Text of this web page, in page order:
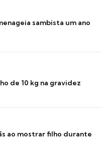
sambista um ano
de 10 kg na gravidez
ao mostrar filho durante